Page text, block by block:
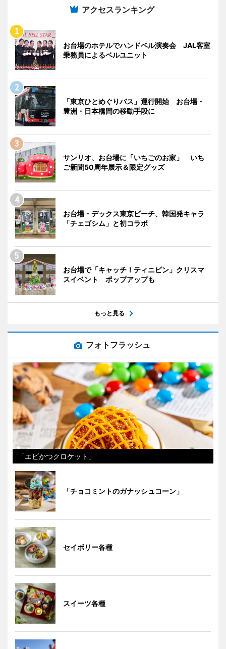
アクセスランキング
お台場のホテルでハンドベル演奏会 JAL客室
乗務員によるベルユニット
「東京ひとめぐりバス」運行開始 お台場・
豊洲・日本橋間の移動手段に
サンリオ、お台場に「いちごのお家」 いち
ご新聞50周年展示＆限定グッズ
お台場・デックス東京ビーチ、韓国発キャラ
「チェゴシム」と初コラボ
お台場で「キャッチ！ティニピン」クリスマ
スイベント ポップアップも
もっと見る
フォトフラッシュ
「エビかつクロケット」
「チョコミントのガナッシュコーン」
セイボリー各種
スイーツ各種